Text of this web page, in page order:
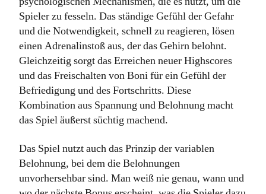
Spieler zu fesseln. Das ständige Gefühl der Gefahr
und die Notwendigkeit, schnell zu reagieren, lösen
einen Adrenalinstoß aus, der das Gehirn belohnt.
Gleichzeitig sorgt das Erreichen neuer Highscores
und das Freischalten von Boni für ein Gefühl der
Befriedigung und des Fortschritts. Diese
Kombination aus Spannung und Belohnung macht
das Spiel äußerst süchtig machend.
Das Spiel nutzt auch das Prinzip der variablen
Belohnung, bei dem die Belohnungen
unvorhersehbar sind. Man weiß nie genau, wann und